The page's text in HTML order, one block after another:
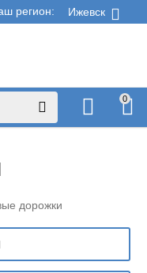
Ижевск
регион:
0
дорожки